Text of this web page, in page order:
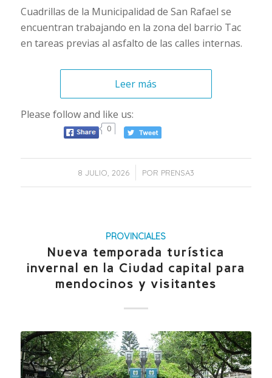
Cuadrillas de la Municipalidad de San Rafael se
encuentran trabajando en la zona del barrio Tac
en tareas previas al asfalto de las calles internas.
Leer más
Please follow and like us:
0
8 JULIO, 2026
/ POR PRENSA3
PROVINCIALES
Nueva temporada turística
invernal en la Ciudad capital para
mendocinos y visitantes